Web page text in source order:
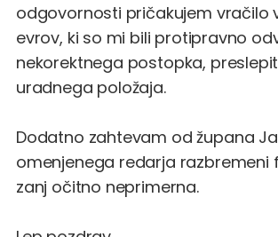
odgovornosti pričakujem vračilo
evrov, ki so mi bili protipravno
nekorektnega postopka,
uradnega položaja.
Dodatno zahtevam od župana
omenjenega redarja razbremeni
zanj očitno neprimerna.